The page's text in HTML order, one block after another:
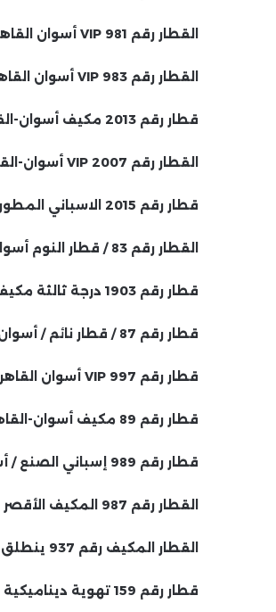
القطار رقم 981 VIP أسوان القاهرة ينطلق الساعة 5:30 صباحًا ويصل الساعة 19:35.
القطار رقم 983 VIP أسوان القاهرة ينطلق الساعة 7:30 صباحًا ويصل الساعة 21:40.
قطار رقم 2013 مكيف أسوان-القاهرة موعد الاقلاع 14:05.
القطار رقم 2007 VIP أسوان-القاهرة يغادر الساعة 3:15 مساءً
قطار رقم 2015 الاسباني المطور اسوان القاهرة موعد الانطلاق 4:00 مساءا.
القطار رقم 83 / قطار النوم أسوان-القاهرة ينطلق الساعة 16:20.
قطار رقم 1903 درجة ثالثة مكيف أسوان-القاهرة موعد الاقلاع 5:00 مساءا
قطار رقم 87 / قطار نائم / أسوان-القاهرة موعد المغادرة 17:15.
قطار رقم 997 VIP أسوان القاهرة ينطلق الساعة 8:45 مساءً
قطار رقم 89 مكيف أسوان-القاهرة موعد الاقلاع 21:05.
قطار رقم 989 إسباني الصنع / أسوان القاهرة موعد المغادرة الساعة 11:00 مساءً.
القطار رقم 987 المكيف الأقصر ينطلق الساعة 4:50 صباحاً ويصل الساعة 15:35.
القطار المكيف رقم 937 ينطلق من محطة المنيا الساعة 14:00 ويصل إلى القاهرة الساعة 17:30.
قطار رقم 159 تهوية ديناميكية الأقصر القاهرة يغادر الساعة 6.00 ويصل الساعة 18.50